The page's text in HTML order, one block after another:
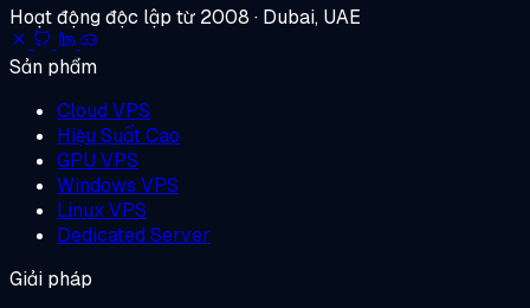
Hoạt động độc lập từ 2008 · Dubai, UAE
Sản phẩm
Cloud VPS
Hiệu Suất Cao
GPU VPS
Windows VPS
Linux VPS
Dedicated Server
Giải pháp